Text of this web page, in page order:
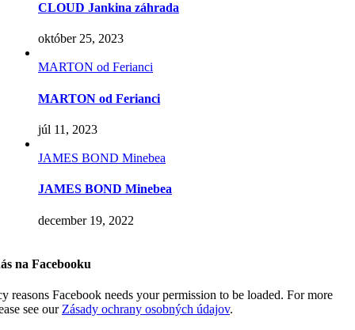
CLOUD Jankina záhrada
október 25, 2023
MARTON od Ferianci
MARTON od Ferianci
júl 11, 2023
JAMES BOND Minebea
JAMES BOND Minebea
december 19, 2022
na Facebooku
reasons Facebook needs your permission to be loaded. For more
see our Zásady ochrany osobných údajov.